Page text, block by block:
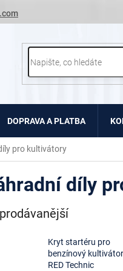
DOPRAVA A PLATBA
pro kultivátory
díly
Kryt startéru pro
benzínový kultivátor
RED Technic